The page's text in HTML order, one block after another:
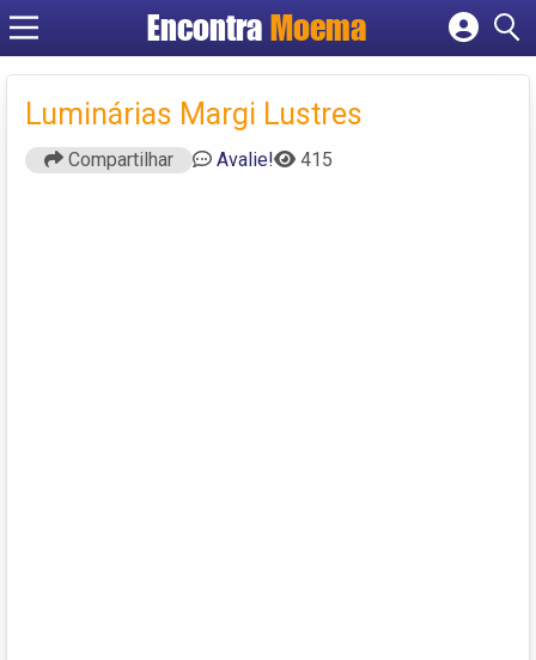
Encontra Moema
Criar conta
Luminárias Margi Lustres
Compartilhar Avalie! 415